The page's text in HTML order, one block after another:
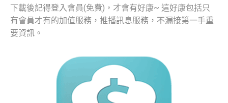
下載後記得登入會員(免費)，才會有好康~ 這好康包括只
有會員才有的加值服務，推播訊息服務，不漏接第一手重
要資訊。